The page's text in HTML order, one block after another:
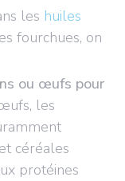
les huiles
fourchues, on
ou œufs pour
les
céréales
protéines